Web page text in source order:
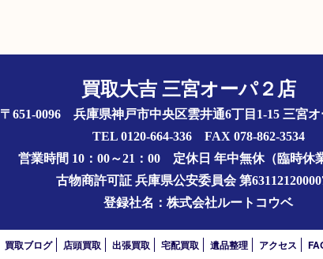
買取大吉 三宮オーパ２店
〒651-0096 兵庫県神戸市中央区雲井通6丁目1-15 三宮
TEL 0120-664-336 FAX 078-862-3534
営業時間 10：00～21：00 定休日 年中無休（臨時休
古物商許可証 兵庫県公安委員会 第
登録社名：株式会社ルートコウベ
買取ブログ 店頭買取 出張買取 宅配買取 遺品整理 アクセス